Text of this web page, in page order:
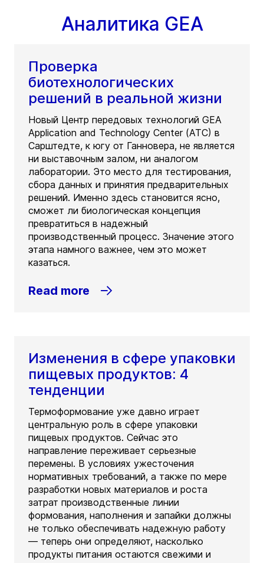
Аналитика GEA
Проверка
биотехнологических
решений в реальной жизни
Новый Центр передовых технологий GEA
Application and Technology Center (ATC) в
Сарштедте, к югу от Ганновера, не является
ни выставочным залом, ни аналогом
лаборатории. Это место для тестирования,
сбора данных и принятия предварительных
решений. Именно здесь становится ясно,
сможет ли биологическая концепция
превратиться в надежный
производственный процесс. Значение этого
этапа намного важнее, чем это может
казаться.
Read more
Изменения в сфере упаковки
пищевых продуктов: 4
тенденции
Термоформование уже давно играет
центральную роль в сфере упаковки
пищевых продуктов. Сейчас это
направление переживает серьезные
перемены. В условиях ужесточения
нормативных требований, а также по мере
разработки новых материалов и роста
затрат производственные линии
формования, наполнения и запайки должны
не только обеспечивать надежную работу
— теперь они определяют, насколько
продукты питания остаются свежими и